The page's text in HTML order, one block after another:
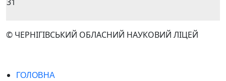
© ЧЕРНІГІВСЬКИЙ ОБЛАСНИЙ НАУКОВИЙ ЛІЦЕЙ
ГОЛОВНА